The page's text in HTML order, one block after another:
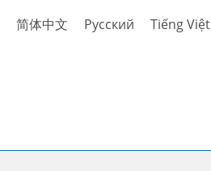
简体中文 Русский Tiếng Việt